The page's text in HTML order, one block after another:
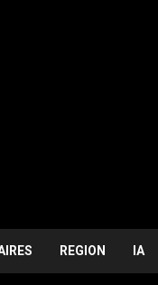
REGION IA